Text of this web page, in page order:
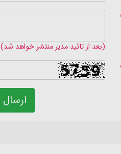
(بعد از تائید مدیر منتشر خواهد شد)
ارسال